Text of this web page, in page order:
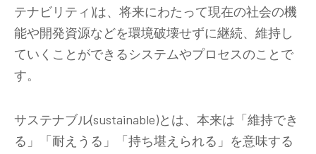
テナビリティ)は、将来にわたって現在の社会の機
能や開発資源などを環境破壊せずに継続、維持し
ていくことができるシステムやプロセスのことで
す。
サステナブル(sustainable)とは、本来は「維持でき
る」「耐えうる」「持ち堪えられる」を意味する